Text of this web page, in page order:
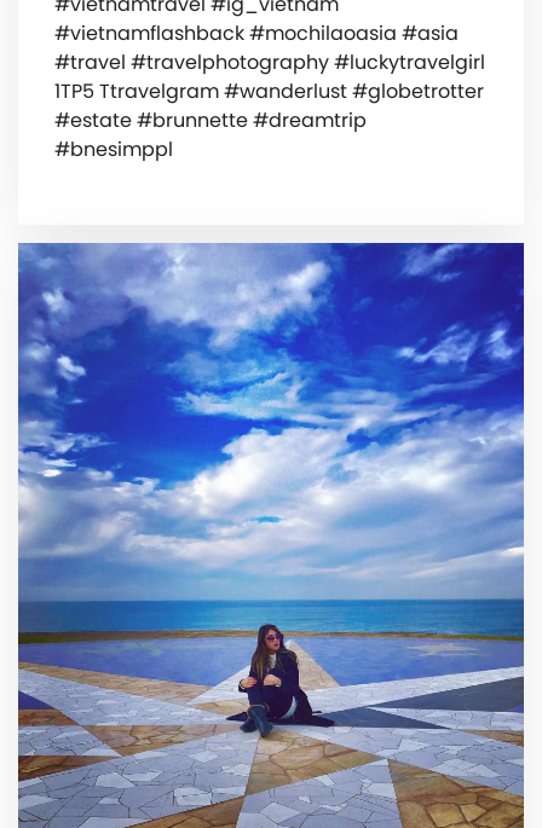
#vietnamflashback #mochilaoasia #asia
#travel #travelphotography #luckytravelgirl
1TP5 Ttravelgram #wanderlust #globetrotter
#estate #brunnette #dreamtrip
#bnesimppl